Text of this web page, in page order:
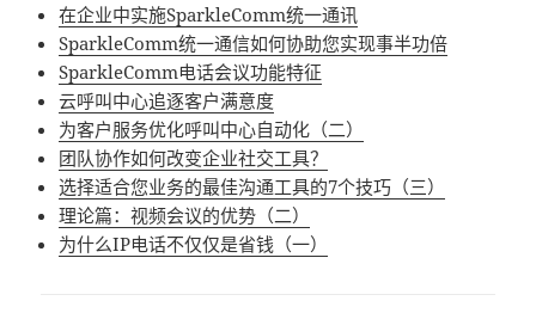
在企业中实施SparkleComm统一通讯
SparkleComm统一通信如何协助您实现事半功倍
SparkleComm电话会议功能特征
云呼叫中心追逐客户满意度
为客户服务优化呼叫中心自动化（二）
团队协作如何改变企业社交工具？
选择适合您业务的最佳沟通工具的7个技巧（三）
理论篇：视频会议的优势（二）
为什么IP电话不仅仅是省钱（一）